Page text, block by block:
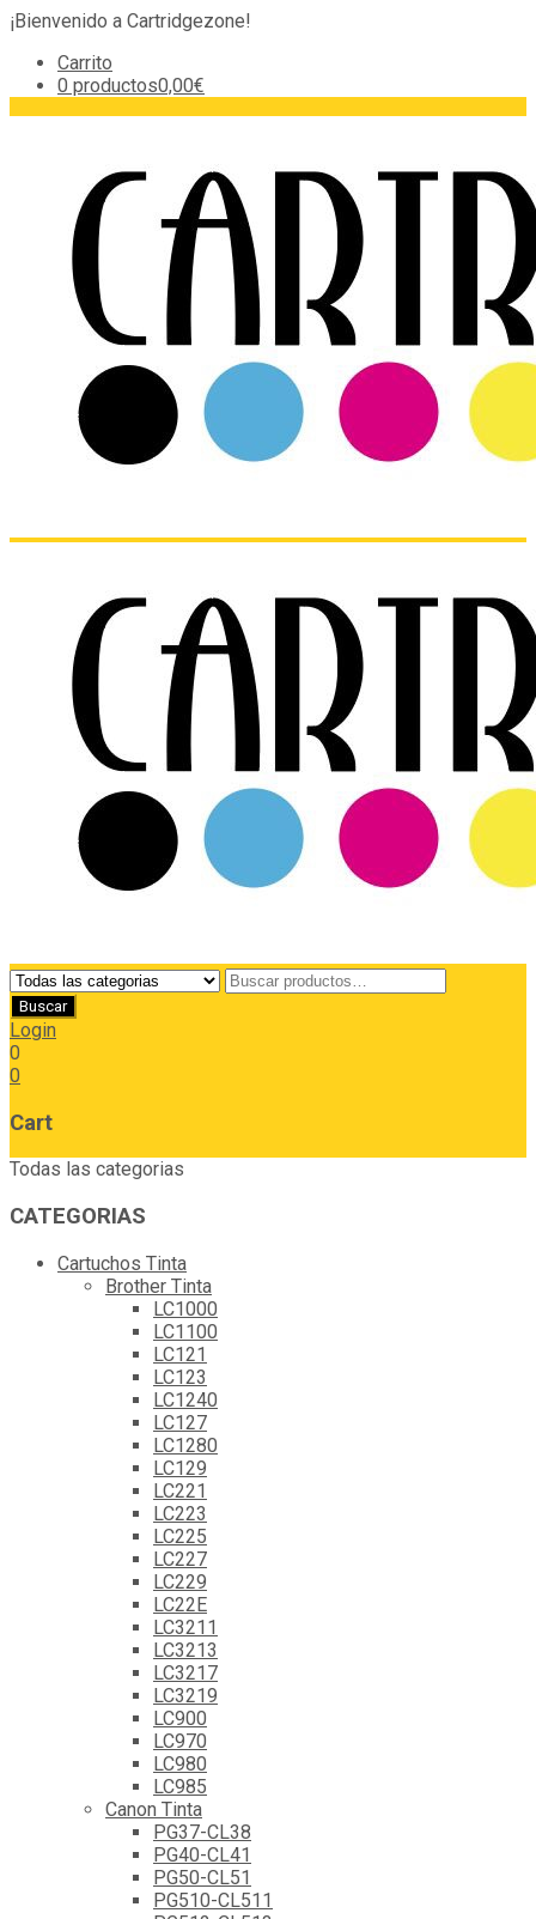
¡Bienvenido a Cartridgezone!
Carrito
0 productos0,00€
Login
0
0
Cart
Todas las categorias
CATEGORIAS
Cartuchos Tinta
Brother Tinta
LC1000
LC1100
LC121
LC123
LC1240
LC127
LC1280
LC129
LC221
LC223
LC225
LC227
LC229
LC22E
LC3211
LC3213
LC3217
LC3219
LC900
LC970
LC980
LC985
Canon Tinta
PG37-CL38
PG40-CL41
PG50-CL51
PG510-CL511